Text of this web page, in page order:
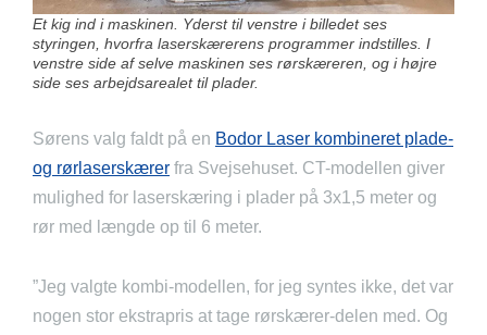
Et kig ind i maskinen. Yderst til venstre i billedet ses
styringen, hvorfra laserskærerens programmer indstilles. I
venstre side af selve maskinen ses rørskæreren, og i højre
side ses arbejdsarealet til plader.
Sørens valg faldt på en Bodor Laser kombineret plade-
og rørlaserskærer fra Svejsehuset. CT-modellen giver
mulighed for laserskæring i plader på 3x1,5 meter og
rør med længde op til 6 meter.
”Jeg valgte kombi-modellen, for jeg syntes ikke, det var
nogen stor ekstrapris at tage rørskærer-delen med. Og